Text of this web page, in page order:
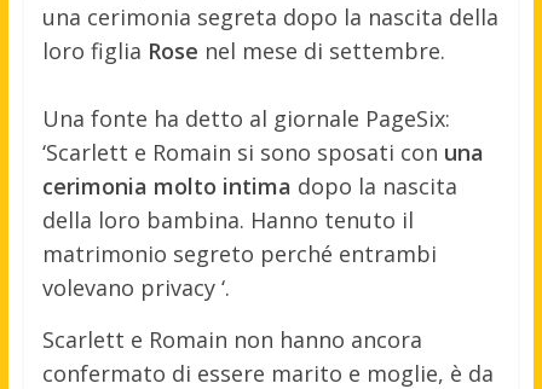
una cerimonia segreta dopo la nascita della
loro figlia Rose nel mese di settembre.
Una fonte ha detto al giornale PageSix:
‘Scarlett e Romain si sono sposati con una
cerimonia molto intima dopo la nascita
della loro bambina. Hanno tenuto il
matrimonio segreto perché entrambi
volevano privacy ‘.
Scarlett e Romain non hanno ancora
confermato di essere marito e moglie, è da